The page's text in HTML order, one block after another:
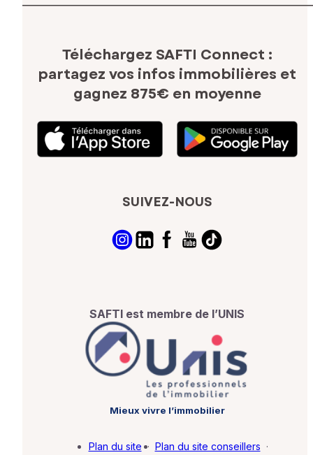
Téléchargez SAFTI Connect :
partagez vos infos immobilières et
gagnez 875€ en moyenne
SUIVEZ-NOUS
SAFTI est membre de l’UNIS
Mieux vivre l’immobilier
Plan du site · Plan du site conseillers ·